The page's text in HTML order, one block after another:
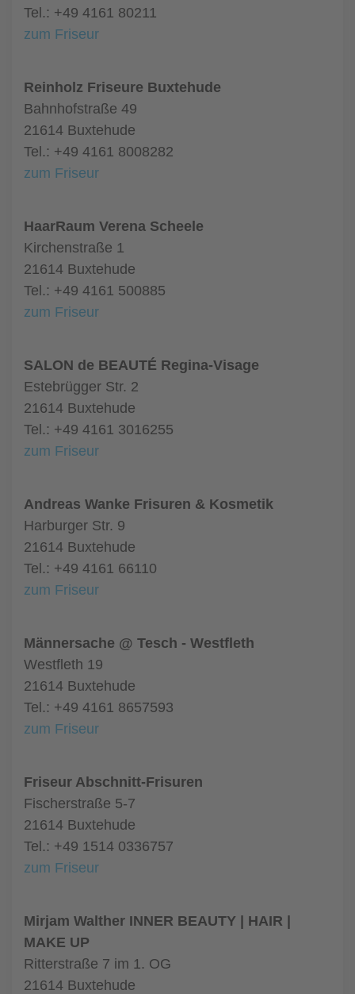
Tel.: +49 4161 80211
zum Friseur
Reinholz Friseure Buxtehude
Bahnhofstraße 49
21614 Buxtehude
Tel.: +49 4161 8008282
zum Friseur
HaarRaum Verena Scheele
Kirchenstraße 1
21614 Buxtehude
Tel.: +49 4161 500885
zum Friseur
SALON de BEAUTÉ Regina-Visage
Estebrügger Str. 2
21614 Buxtehude
Tel.: +49 4161 3016255
zum Friseur
Andreas Wanke Frisuren & Kosmetik
Harburger Str. 9
21614 Buxtehude
Tel.: +49 4161 66110
zum Friseur
Männersache @ Tesch - Westfleth
Westfleth 19
21614 Buxtehude
Tel.: +49 4161 8657593
zum Friseur
Friseur Abschnitt-Frisuren
Fischerstraße 5-7
21614 Buxtehude
Tel.: +49 1514 0336757
zum Friseur
Mirjam Walther INNER BEAUTY | HAIR |
MAKE UP
Ritterstraße 7 im 1. OG
21614 Buxtehude